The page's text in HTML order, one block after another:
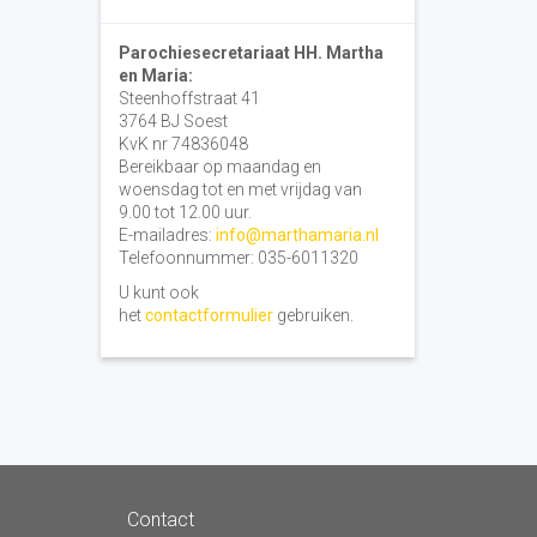
Parochiesecretariaat HH. Martha
en Maria:
Steenhoffstraat 41
3764 BJ Soest
KvK nr 74836048
Bereikbaar op maandag en
woensdag tot en met vrijdag van
9.00 tot 12.00 uur.
E-mailadres: info@marthamaria.nl
Telefoonnummer: 035-6011320
U kunt ook
hetcontactformuliergebruiken.
Contact